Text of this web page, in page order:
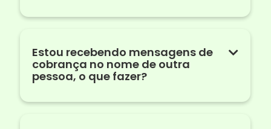
Estou recebendo mensagens de
cobrança no nome de outra
pessoa, o que fazer?